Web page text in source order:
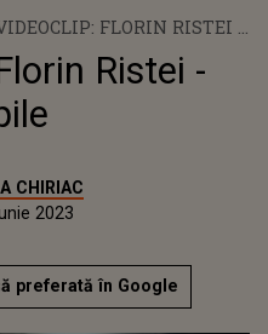
FLORIN RISTEI -
Ristei -
CHIRIAC
2023
preferată în Google